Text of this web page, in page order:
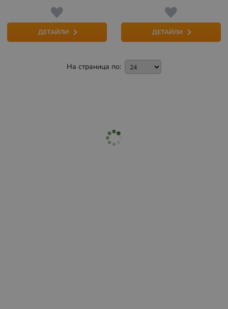
ДЕТАЙЛИ ДЕТАЙЛИ
На страница по: